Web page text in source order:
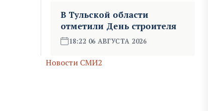
В Тульской области
отметили День строителя
18:22 06 АВГУСТА 2026
Новости СМИ2